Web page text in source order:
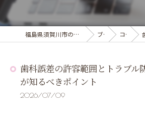
福島県須賀川市の歯科の求人ならゆき歯科クリニック ブログ コラム
歯科誤差の許容範囲とトラブル
が知るべきポイント
2026/07/09